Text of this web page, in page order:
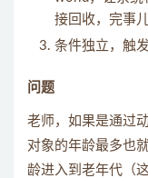
接回收，完事
条件独立，触
问题
老师，如果是通过
对象的年龄最多也
龄进入到老年代（